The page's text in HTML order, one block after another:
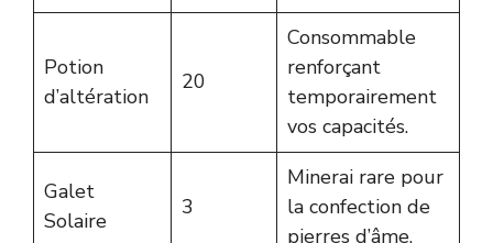
Potion
d’altération
20
Consommable
renforçant
temporairement
vos capacités.
Galet
Solaire
3
Minerai rare pour
la confection de
pierres d’âme.